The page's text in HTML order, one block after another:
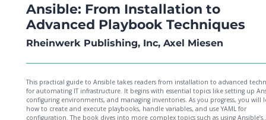
Ansible: From Installation to
Advanced Playbook Techniques
Rheinwerk Publishing, Inc, Axel Miesen
This practical guide to Ansible takes readers from installation to advanced
for automating IT infrastructure. It begins with essential topics like setting up
configuring environments, and managing inventories. As you progress, you will
how to create and execute playbooks, handle variables, and use YAML for
configuration. The book dives into more complex topics such as using Ansible’s